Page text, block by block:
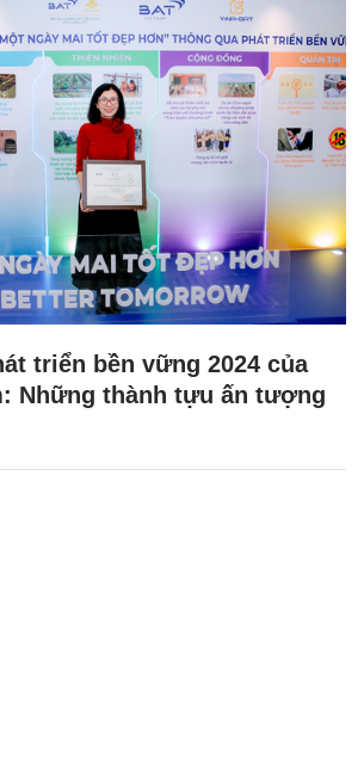
triển bền vững 2024 của
Những thành tựu ấn tượng